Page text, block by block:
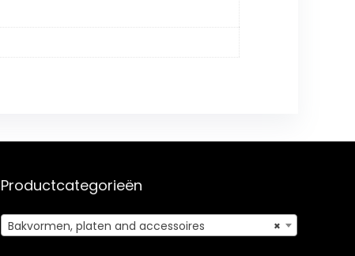
Productcategorieën
×
Bakvormen, platen and accessoires